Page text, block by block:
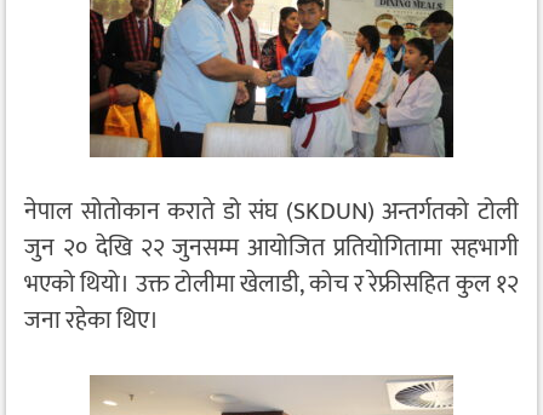
नेपाल सोतोकान कराते डो संघ (SKDUN) अन्तर्गतको टोली
जुन २० देखि २२ जुनसम्म आयोजित प्रतियोगितामा सहभागी
भएको थियो। उक्त टोलीमा खेलाडी, कोच र रेफ्रीसहित कुल १२
जना रहेका थिए।